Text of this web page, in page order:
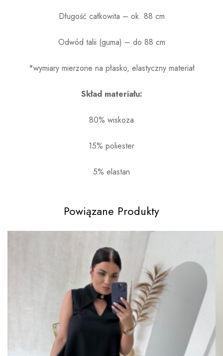
Długość całkowita – ok. 88 cm
Odwód talii (guma) – do 88 cm
*wymiary mierzone na płasko, elastyczny materiał
Skład materiału:
80% wiskoza
15% poliester
5% elastan
Powiązane Produkty